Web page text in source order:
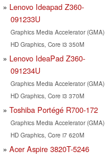
Lenovo Ideapad Z360-
091233U
Graphics Media Accelerator (GMA)
HD Graphics, Core i3 350M
Lenovo IdeaPad Z360-
091234U
Graphics Media Accelerator (GMA)
HD Graphics, Core i3 370M
Toshiba Portégé R700-172
Graphics Media Accelerator (GMA)
HD Graphics, Core i7 620M
Acer Aspire 3820T-5246